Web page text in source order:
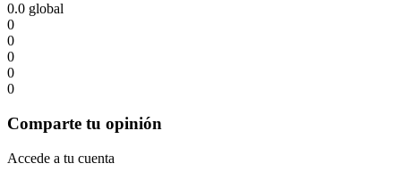
0.0 global
0
0
0
0
0
Comparte tu opinión
Accede a tu cuenta